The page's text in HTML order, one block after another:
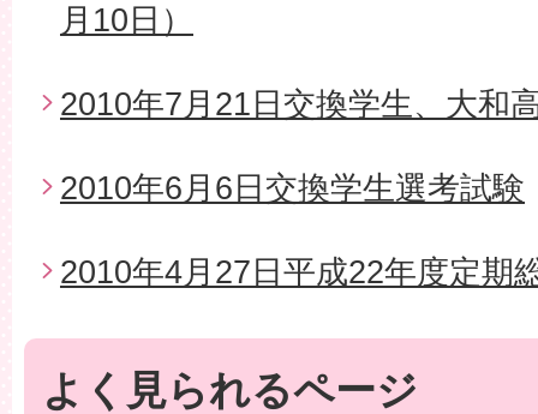
月10日）
2010年7月21日交換学生、大和
2010年6月6日交換学生選考試験
2010年4月27日平成22年度定期
よく見られるページ